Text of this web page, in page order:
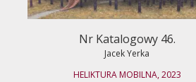
Nr Katalogowy 46.
Jacek Yerka
HELIKTURA MOBILNA, 2023